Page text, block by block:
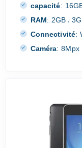
capacité:
RAM: 2GB/
Connectivité:
Caméra: 8Mpx